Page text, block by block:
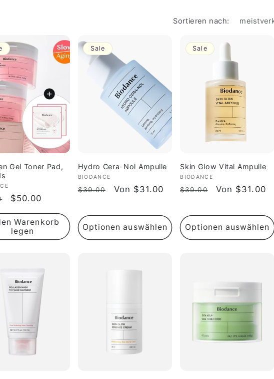
Sortieren nach:
Gel Toner Pad,
Verkaufspreis
$50.00
Warenkorb
legen
Sale
Hydro Cera-Nol Ampulle
Anbieter:
BIODANCE
Normaler
$39.00 Verkaufspreis
Von $31.00
Optionen auswählen
Sale
Skin Glow Vital Ampulle
Anbieter:
BIODANCE
Normaler
$39.00 Verkaufspreis
Von $31.00
Optionen auswählen